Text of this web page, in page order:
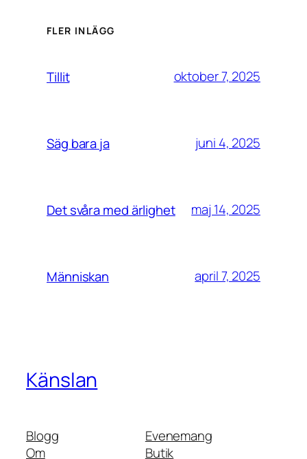
FLER INLÄGG
Tillit oktober 7, 2025
Säg bara ja juni 4, 2025
Det svåra med ärlighet maj 14, 2025
Människan april 7, 2025
Känslan
Blogg
Om
Evenemang
Butik